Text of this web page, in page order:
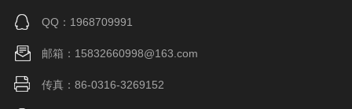
QQ：1968709991
邮箱：15832660998@163.com
传真：86-0316-3269152